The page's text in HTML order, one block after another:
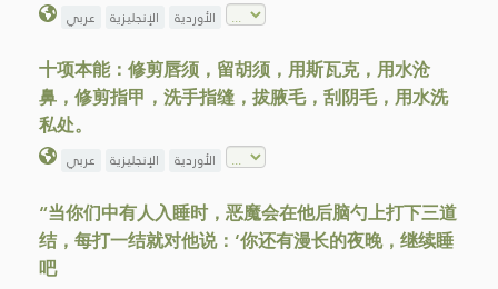
عربي الإنجليزية الأوردية
十项本能：修剪唇须，留胡须，用斯瓦克，用水沧
鼻，修剪指甲，洗手指缝，拔腋毛，刮阴毛，用水洗
私处。
عربي الإنجليزية الأوردية
“当你们中有人入睡时，恶魔会在他后脑勺上打下三道
结，每打一结就对他说：‘你还有漫长的夜晚，继续睡
吧